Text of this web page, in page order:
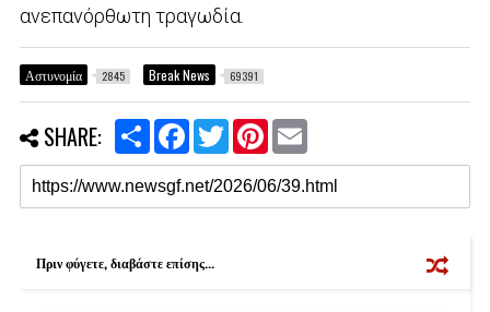
ανεπανόρθωτη τραγωδία.
Αστυνομία 2845 Break News 69391
SHARE:
S
a
r
e
F
c
e
b
o
T
i
t
t
e
P
n
t
e
r
E
a
i
l
Πριν φύγετε, διαβάστε επίσης...